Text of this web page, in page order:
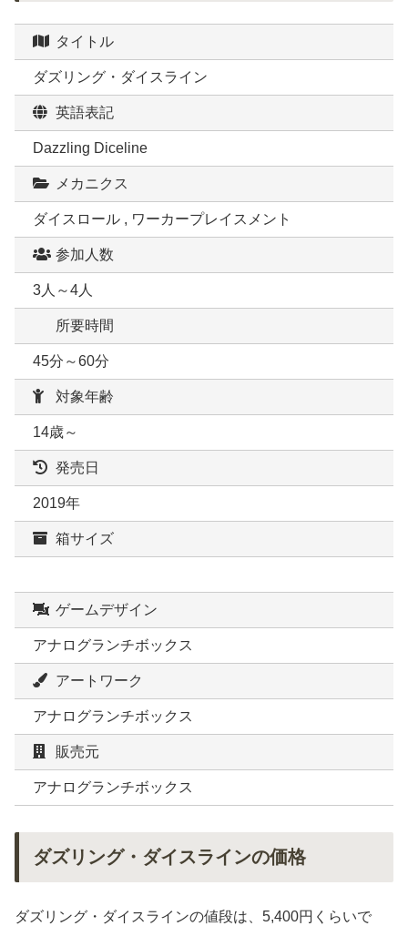
タイトル
ダズリング・ダイスライン
英語表記
Dazzling Diceline
メカニクス
ダイスロール , ワーカープレイスメント
参加人数
3人～4人
所要時間
45分～60分
対象年齢
14歳～
発売日
2019年
箱サイズ
ゲームデザイン
アナログランチボックス
アートワーク
アナログランチボックス
販売元
アナログランチボックス
ダズリング・ダイスラインの価格
ダズリング・ダイスラインの値段は、5,400円くらいで